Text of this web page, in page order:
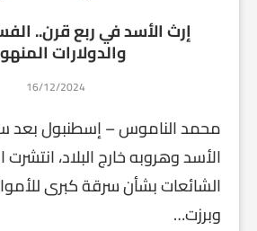
إرث الأسد في ربع قرن..
والدولارات
16/12/2024
محمد الناموس – إسطنبول بعد
الأسد وهروبه خارج البلاد،
الشائعات بشأن سرقة كبرى
وبرزت…